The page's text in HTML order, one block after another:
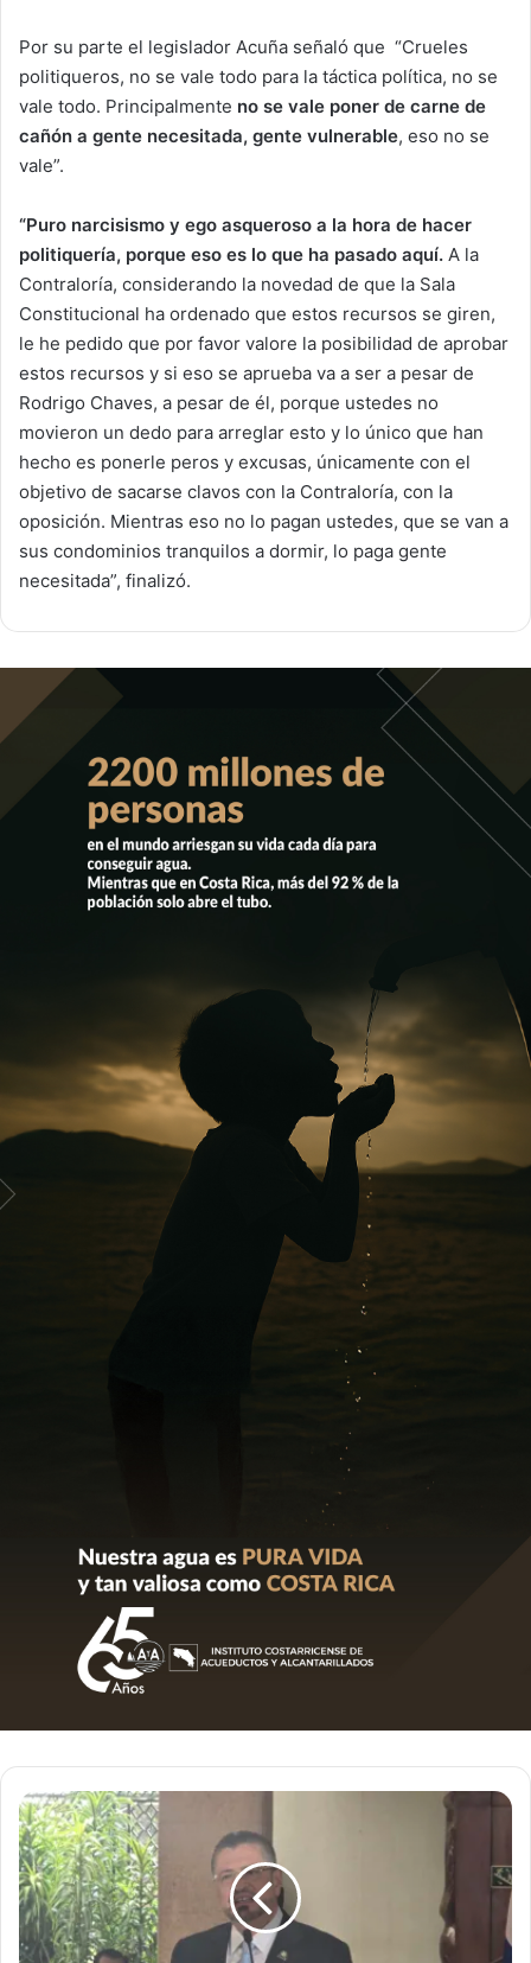
Por su parte el legislador Acuña señaló que “Crueles
politiqueros, no se vale todo para la táctica política, no se
vale todo. Principalmente no se vale poner de carne de
cañón a gente necesitada, gente vulnerable, eso no se
vale”.
“Puro narcisismo y ego asqueroso a la hora de hacer
politiquería, porque eso es lo que ha pasado aquí. A la
Contraloría, considerando la novedad de que la Sala
Constitucional ha ordenado que estos recursos se giren,
le he pedido que por favor valore la posibilidad de aprobar
estos recursos y si eso se aprueba va a ser a pesar de
Rodrigo Chaves, a pesar de él, porque ustedes no
movieron un dedo para arreglar esto y lo único que han
hecho es ponerle peros y excusas, únicamente con el
objetivo de sacarse clavos con la Contraloría, con la
oposición. Mientras eso no lo pagan ustedes, que se van a
sus condominios tranquilos a dormir, lo paga gente
necesitada”, finalizó.
Rodrigo
Chaves.
“se
les
fue
la
mano,